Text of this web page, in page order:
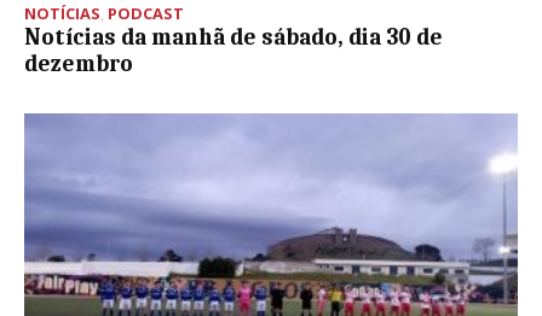
NOTÍCIAS, PODCAST
Notícias da manhã de sábado, dia 30 de
dezembro